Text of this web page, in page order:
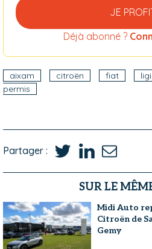
JE
Déjà abonné ?
aixam citroën fiat
permis
Partager :
SUR LE
Midi Auto
Citroën de
Gemy